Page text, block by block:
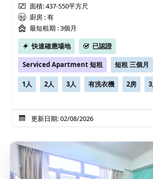
面積: 437-550平方尺
廚房 : 有
最短租期 :3個月
快速確應場地
已認證
Serviced Apartment 短租 短租 三個月
1人 2人 3人 有洗衣機 2房
更新日期: 02/08/2026